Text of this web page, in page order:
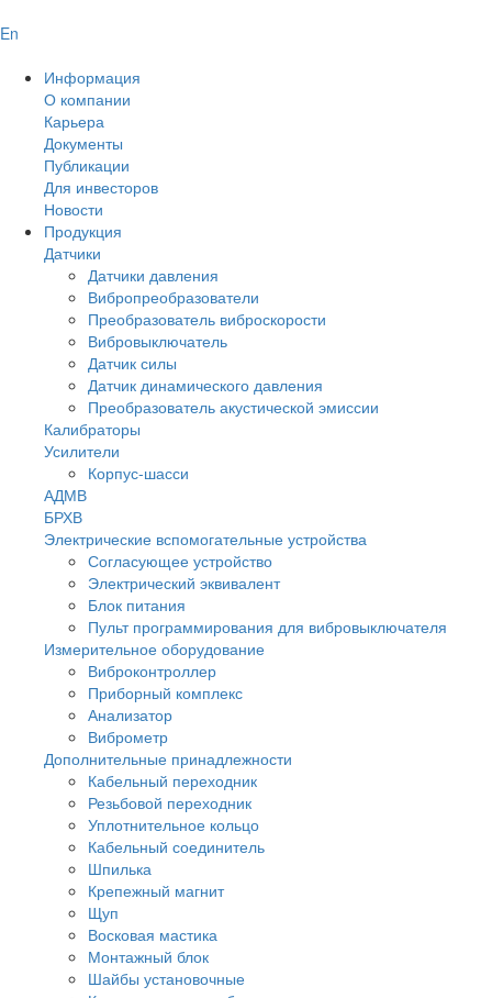
En
Информация
О компании
Карьера
Документы
Публикации
Для инвесторов
Новости
Продукция
Датчики
Датчики давления
Вибропреобразователи
Преобразователь виброскорости
Вибровыключатель
Датчик силы
Датчик динамического давления
Преобразователь акустической эмиссии
Калибраторы
Усилители
Корпус-шасси
АДМВ
БРХВ
Электрические вспомогательные устройства
Согласующее устройство
Электрический эквивалент
Блок питания
Пульт программирования для вибровыключателя
Измерительное оборудование
Виброконтроллер
Приборный комплекс
Анализатор
Виброметр
Дополнительные принадлежности
Кабельный переходник
Резьбовой переходник
Уплотнительное кольцо
Кабельный соединитель
Шпилька
Крепежный магнит
Щуп
Восковая мастика
Монтажный блок
Шайбы установочные